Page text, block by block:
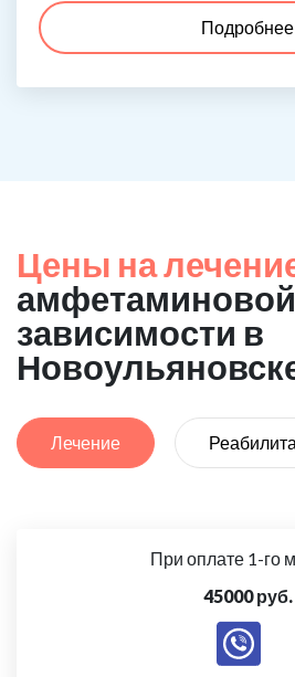
Подробнее
Цены на
амфетаминовой
зависимости в
Лечение
При оплате 1-го
45000 руб.